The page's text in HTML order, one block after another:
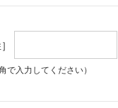
で入力してください）